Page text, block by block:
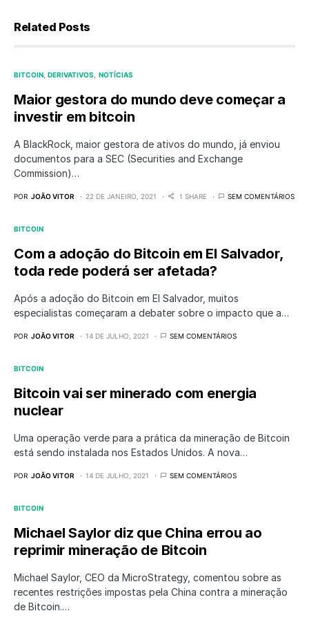
Related Posts
BITCOIN DERIVATIVOS NOTÍCIAS
Maior gestora do mundo deve começar a
investir em bitcoin
A BlackRock, maior gestora de ativos do mundo, já enviou
documentos para a SEC (Securities and Exchange
Commission)…
POR JOÃO VITOR 22 DE JANEIRO, 2021 1 SHARE SEM COMENTÁRIOS
BITCOIN
Com a adoção do Bitcoin em El Salvador,
toda rede poderá ser afetada?
Após a adoção do Bitcoin em El Salvador, muitos
especialistas começaram a debater sobre o impacto que a…
POR JOÃO VITOR 14 DE JULHO, 2021 SEM COMENTÁRIOS
BITCOIN
Bitcoin vai ser minerado com energia
nuclear
Uma operação verde para a prática da mineração de Bitcoin
está sendo instalada nos Estados Unidos. A nova…
POR JOÃO VITOR 14 DE JULHO, 2021 SEM COMENTÁRIOS
BITCOIN
Michael Saylor diz que China errou ao
reprimir mineração de Bitcoin
Michael Saylor, CEO da MicroStrategy, comentou sobre as
recentes restrições impostas pela China contra a mineração
de Bitcoin.…